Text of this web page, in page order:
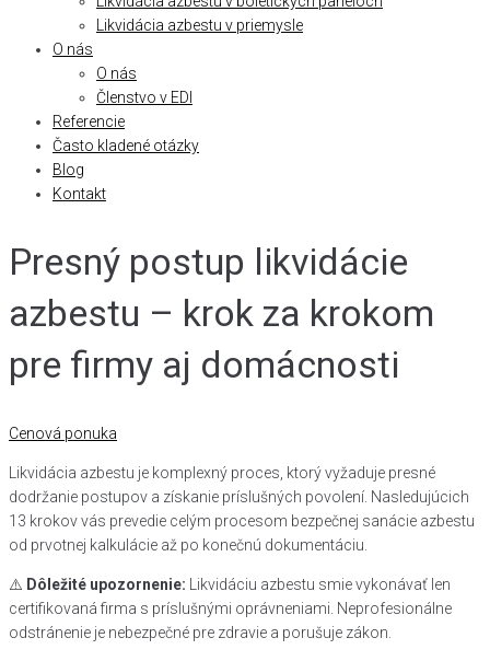
Likvidácia azbestu v priemysle
O nás
O nás
Členstvo v EDI
Referencie
Často kladené otázky
Blog
Kontakt
Presný postup likvidácie
azbestu – krok za krokom
pre firmy aj domácnosti
Cenová ponuka
Likvidácia azbestu je komplexný proces, ktorý vyžaduje presné
dodržanie postupov a získanie príslušných povolení. Nasledujúcich
13 krokov vás prevedie celým procesom bezpečnej sanácie azbestu
od prvotnej kalkulácie až po konečnú dokumentáciu.
⚠️ Dôležité upozornenie: Likvidáciu azbestu smie vykonávať len
certifikovaná firma s príslušnými oprávneniami. Neprofesionálne
odstránenie je nebezpečné pre zdravie a porušuje zákon.